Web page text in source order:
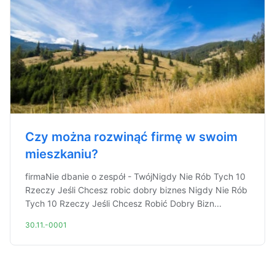
Czy można rozwinąć firmę w swoim
mieszkaniu?
firmaNie dbanie o zespół - TwójNigdy Nie Rób Tych 10
Rzeczy Jeśli Chcesz robic dobry biznes Nigdy Nie Rób
Tych 10 Rzeczy Jeśli Chcesz Robić Dobry Bizn...
30.11.-0001